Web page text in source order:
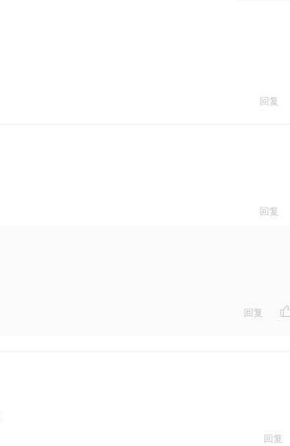
回复
回复
回复
回复